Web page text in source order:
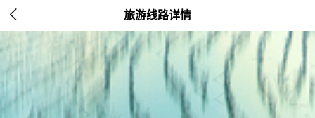
 旅游线路详情